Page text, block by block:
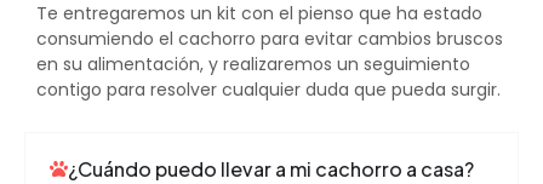
Te entregaremos un kit con el pienso que ha estado
consumiendo el cachorro para evitar cambios bruscos
en su alimentación, y realizaremos un seguimiento
contigo para resolver cualquier duda que pueda surgir.
¿Cuándo puedo llevar a mi cachorro a casa?